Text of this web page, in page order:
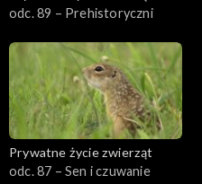
odc. 89 – Prehistoryczni
Prywatne życie zwierząt
odc. 87 – Sen i czuwanie